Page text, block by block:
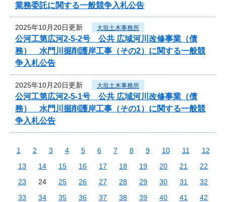
業務委託に関する一般競争入札公告
2025年10月20日更新 大垣土木事務所
公河工第広河2-5-2号 公共 広域河川改修事業（債
務） 水門川掘削護岸工事（その2）に関する一般競
争入札公告
2025年10月20日更新 大垣土木事務所
公河工第広河2-5-1号 公共 広域河川改修事業（債
務） 水門川掘削護岸工事（その1）に関する一般競
争入札公告
1 2 3 4 5 6 7 8 9 10 11
12
13
14 15 16 17 18 19 20 21
22
23
24 25 26 27 28 29 30 31
32
33
34 35 36 37 38 39 40 41
42